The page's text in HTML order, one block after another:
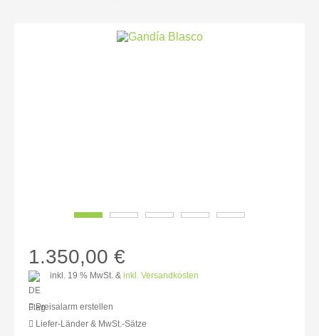
1.350,00 €
inkl. 19 % MwSt. & inkl. Versandkosten
Preisalarm erstellen
Liefer-Länder & MwSt.-Sätze